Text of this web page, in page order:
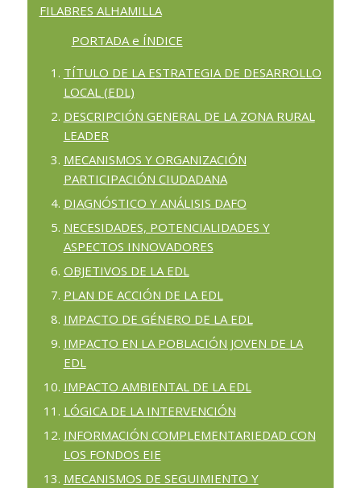
FILABRES ALHAMILLA
PORTADA e ÍNDICE
TÍTULO DE LA ESTRATEGIA DE DESARROLLO
LOCAL (EDL)
DESCRIPCIÓN GENERAL DE LA ZONA RURAL
LEADER
MECANISMOS Y ORGANIZACIÓN
PARTICIPACIÓN CIUDADANA
DIAGNÓSTICO Y ANÁLISIS DAFO
NECESIDADES, POTENCIALIDADES Y
ASPECTOS INNOVADORES
OBJETIVOS DE LA EDL
PLAN DE ACCIÓN DE LA EDL
IMPACTO DE GÉNERO DE LA EDL
IMPACTO EN LA POBLACIÓN JOVEN DE LA
EDL
IMPACTO AMBIENTAL DE LA EDL
LÓGICA DE LA INTERVENCIÓN
INFORMACIÓN COMPLEMENTARIEDAD CON
LOS FONDOS EIE
MECANISMOS DE SEGUIMIENTO Y